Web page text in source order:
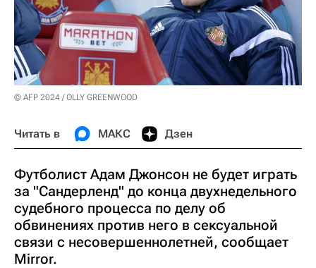
© AFP 2024 / OLLY GREENWOOD
Читать в МАКС Дзен
Футболист Адам Джонсон не будет играть
за "Сандерленд" до конца двухнедельного
судебного процесса по делу об
обвинениях против него в сексуальной
связи с несовершеннолетней, сообщает
Mirror.